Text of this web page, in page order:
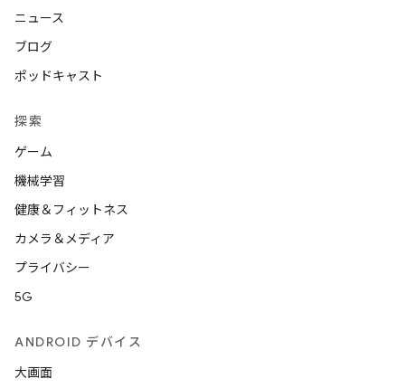
ニュース
ブログ
ポッドキャスト
探索
ゲーム
機械学習
健康＆フィットネス
カメラ＆メディア
プライバシー
5G
ANDROID デバイス
大画面